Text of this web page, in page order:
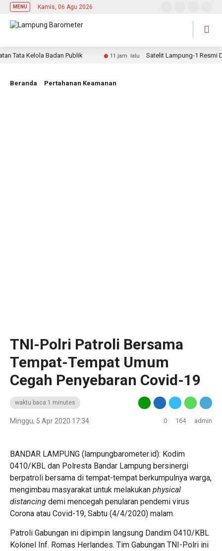
MENU Kamis, 06 Agu 2026
Kelola Badan Publik 11 jam lalu Satelit Lampung-1 Resmi
Beranda Pertahanan Keamanan
TNI-Polri Patroli Bersama
Tempat-Tempat Umum
Cegah Penyebaran Covid-19
waktu baca 1 minutes
Minggu, 5 Apr 2020 17:34 0 164 admin
BANDAR LAMPUNG (lampungbarometer.id): Kodim
0410/KBL dan Polresta Bandar Lampung bersinergi
berpatroli bersama di tempat-tempat berkumpulnya warga,
mengimbau masyarakat untuk melakukan physical
distancing demi mencegah penularan pendemi virus
Corona atau Covid-19, Sabtu (4/4/2020) malam.
Patroli Gabungan ini dipimpin langsung Dandim 0410/KBL
Kolonel Inf. Romas Herlandes. Tim Gabungan TNI-Polri ini